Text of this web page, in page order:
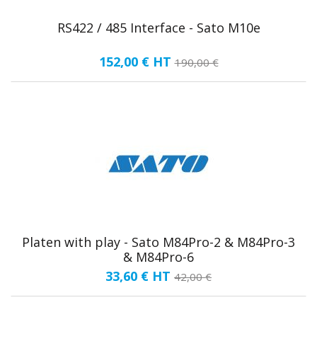
RS422 / 485 Interface - Sato M10e
152,00 € HT 190,00 €
Platen with play - Sato M84Pro-2 & M84Pro-3
& M84Pro-6
33,60 € HT 42,00 €